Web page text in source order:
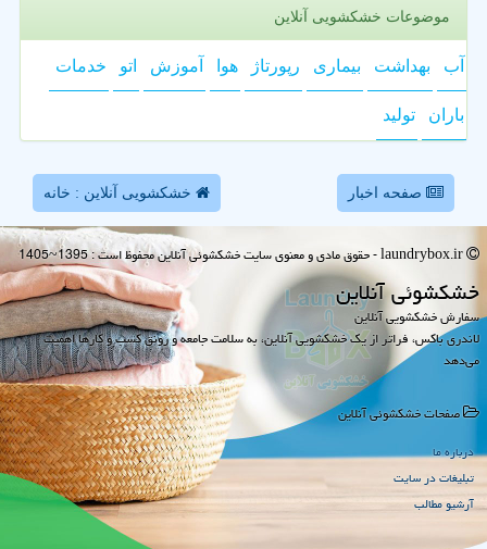
موضوعات خشکشویی آنلاین
آب بهداشت بیماری رپورتاژ هوا آموزش اتو خدمات
باران تولید
صفحه اخبار خشکشویی آنلاین : خانه
خشكشوئی آنلاین
سفارش خشکشویی آنلاین
لاندری باکس، فراتر از یک خشکشویی آنلاین، به سلامت جامعه و رونق کسب و کارها اهمیت
می‌دهد
صفحات خشكشوئی آنلاین
درباره ما
تبلیغات در سایت
آرشیو مطالب